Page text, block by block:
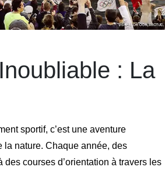
: La
sportif, c’est une aventure
la nature. Chaque année, des
courses d’orientation à travers les